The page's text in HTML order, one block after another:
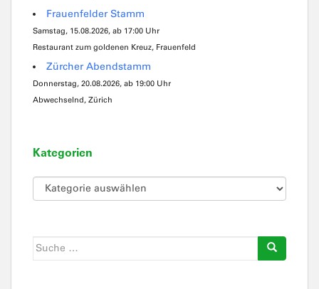
Frauenfelder Stamm
Samstag, 15.08.2026, ab 17:00 Uhr
Restaurant zum goldenen Kreuz, Frauenfeld
Zürcher Abendstamm
Donnerstag, 20.08.2026, ab 19:00 Uhr
Abwechselnd, Zürich
Kategorien
Kategorien
Suche